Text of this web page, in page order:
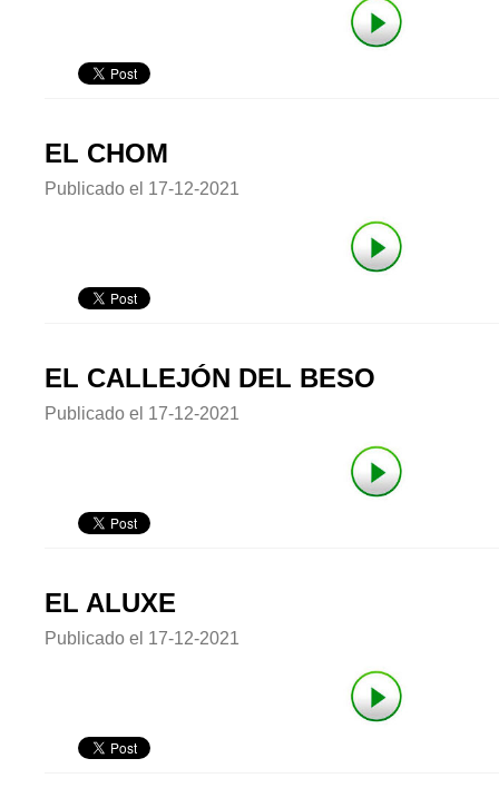
EL CHOM
Publicado el 17-12-2021
EL CALLEJÓN DEL BESO
Publicado el 17-12-2021
EL ALUXE
Publicado el 17-12-2021